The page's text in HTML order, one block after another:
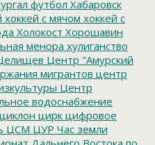
футбол Хабаровск
хоккей с мячом хоккей с
Холокост Хорошавин
менора хулиганство
Центр "Амурский
мигрантов центр
Центр
водоснабжение
циклон цирк цифровое
ЦСМ ЦУР Час земли